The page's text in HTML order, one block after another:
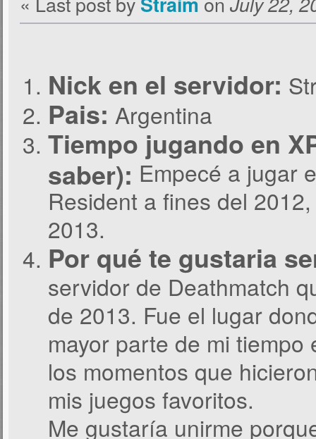
Nick en el servidor:
Pais: Argentina
Tiempo jugando en
saber): Empecé a jugar
Resident a fines del
2013.
Por qué te gustaria
servidor de Deathmatch
de 2013. Fue el lugar
mayor parte de mi
los momentos que
mis juegos favoritos.
Me gustaría unirme